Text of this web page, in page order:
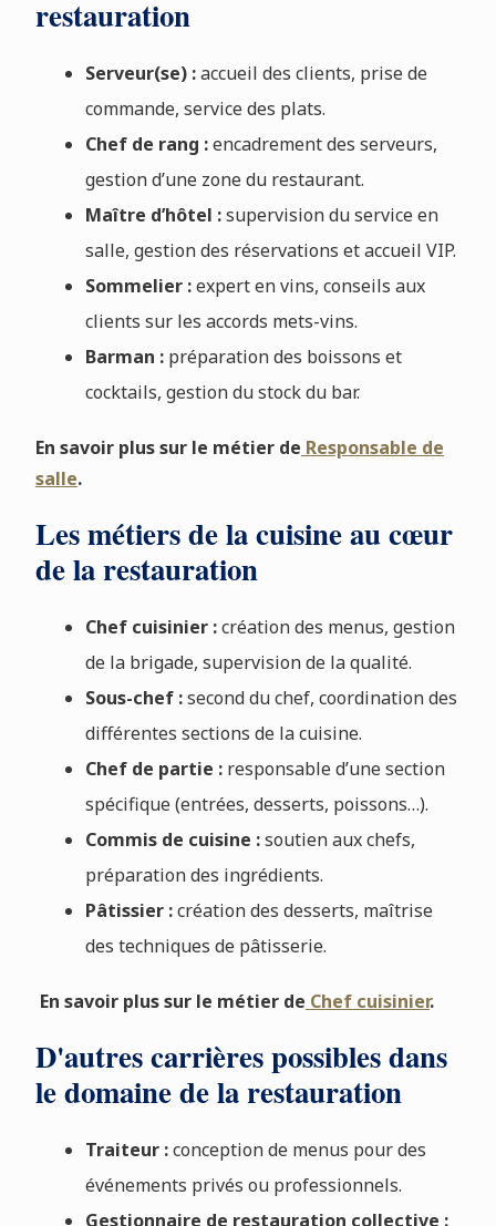
restauration
Serveur(se) :accueil des clients, prise de
commande, service des plats.
Chef de rang :encadrement des serveurs,
gestion d’une zone du restaurant.
Maître d’hôtel :supervision du service en
salle, gestion des réservations et accueil VIP.
Sommelier :expert en vins, conseils aux
clients sur les accords mets-vins.
Barman :préparation des boissons et
cocktails, gestion du stock du bar.
En savoir plus sur le métier de Responsable de
salle.
Les métiers de la cuisine au cœur
de la restauration
Chef cuisinier :création des menus, gestion
de la brigade, supervision de la qualité.
Sous-chef :second du chef, coordination des
différentes sections de la cuisine.
Chef de partie : responsable d’une section
spécifique (entrées, desserts, poissons…).
Commis de cuisine :soutien aux chefs,
préparation des ingrédients.
Pâtissier :création des desserts, maîtrise
des techniques de pâtisserie.
En savoir plus sur le métier de Chef cuisinier.
D'autres carrières possibles dans
le domaine de la restauration
Traiteur :conception de menus pour des
événements privés ou professionnels.
Gestionnaire de restauration collective :